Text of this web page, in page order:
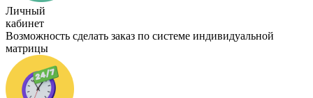
Личный
кабинет
Возможность сделать заказ по системе индивидуальной
матрицы